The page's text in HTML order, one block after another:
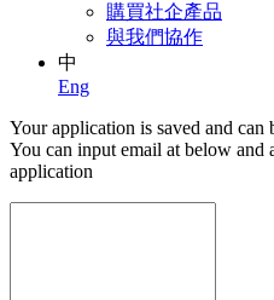
購買社企產品
與我們協作
中
Eng
Your application is saved and can
You can input email at below and
application